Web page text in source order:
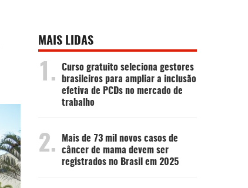
MAIS LIDAS
1.
Curso gratuito seleciona gestores
brasileiros para ampliar a inclusão
efetiva de PCDs no mercado de
trabalho
2.
Mais de 73 mil novos casos de
câncer de mama devem ser
registrados no Brasil em 2025